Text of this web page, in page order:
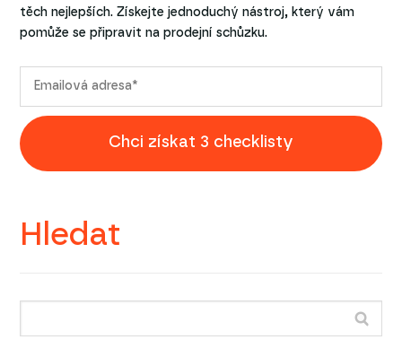
těch nejlepších. Získejte jednoduchý nástroj, který vám
pomůže se připravit na prodejní schůzku.
Chci získat 3 checklisty
Hledat